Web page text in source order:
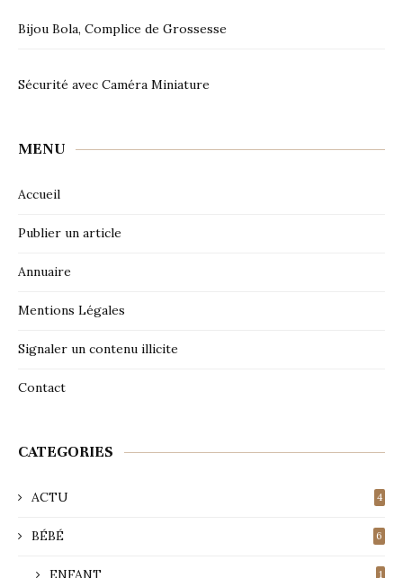
Bijou Bola, Complice de Grossesse
Sécurité avec Caméra Miniature
MENU
Accueil
Publier un article
Annuaire
Mentions Légales
Signaler un contenu illicite
Contact
CATEGORIES
ACTU 4
BÉBÉ 6
ENFANT 1